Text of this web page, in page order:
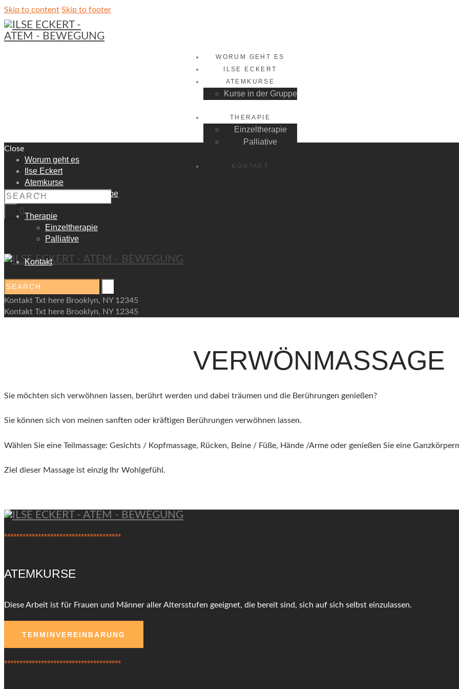
Skip to content Skip to footer
WORUM GEHT ES
ILSE ECKERT
ATEMKURSE
Kurse in der Gruppe
THERAPIE
Einzeltherapie
Palliative
KONTAKT
КALENDAR
Close
Worum geht es
Ilse Eckert
Atemkurse
Kurse in der Gruppe
Therapie
Einzeltherapie
Palliative
Kontakt
Kontakt Txt here Brooklyn, NY 12345
Kontakt Txt here Brooklyn, NY 12345
VERWÖNMASSAGE
Sie möchten sich verwöhnen lassen, berührt werden und dabei träumen und die Berührungen genießen?
Sie können sich von meinen sanften oder kräftigen Berührungen verwöhnen lassen.
Wählen Sie eine Teilmassage: Gesichts / Kopfmassage, Rücken, Beine / Füße, Hände /Arme oder genießen Sie eine
Ziel dieser Massage ist einzig Ihr Wohlgefühl.
**************************************
ATEMKURSE
Diese Arbeit ist für Frauen und Männer aller Altersstufen geeignet, die bereit sind, sich auf sich selbst einzulassen.
TERMINVEREINBARUNG
**************************************